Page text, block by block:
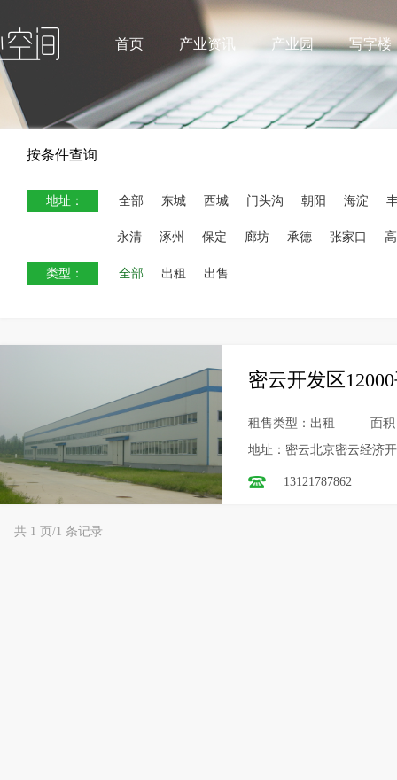
首页 产业资讯 产业园 写字楼
按条件查询
地址： 全部 东城 西城 门头沟 朝阳 海淀
永清 涿州 保定 廊坊 承德 张家口
类型： 全部 出租 出售
密云开发区
租售类型：出租
面
地址：密云北京密云经济
13121787862
共 1 页/1 条记录